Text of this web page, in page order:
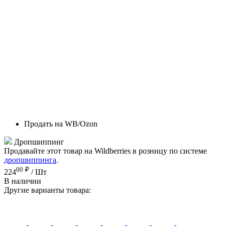
Продать на WB/Ozon
Дропшиппинг
Продавайте этот товар на Wildberries в розницу по системе
дропшиппинга.
22400 ₽ / Шт
В наличии
Другие варианты товара: